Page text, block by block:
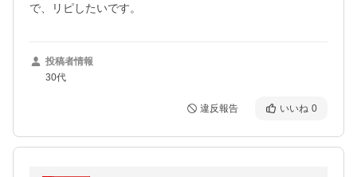
で、リピしたいです。
投稿者情報
30代
違反報告 いいね 0